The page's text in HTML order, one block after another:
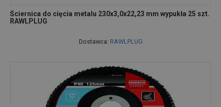
Ściernica do cięcia metalu 230x3,0x22,23 mm wypukła 25 szt.
RAWLPLUG
Dostawca: RAWLPLUG